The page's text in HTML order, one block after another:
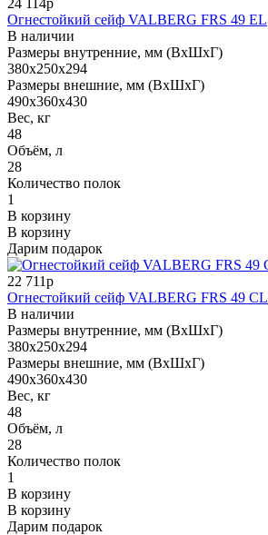
Огнестойкий сейф VALBERG FRS 49 EL
В наличии
Размеры внутренние, мм (ВхШхГ)
380x250x294
Размеры внешние, мм (ВхШхГ)
490x360x430
Вес, кг
48
Объём, л
28
Количество полок
1
В корзину
В корзину
Дарим подарок
22 711р
Огнестойкий сейф VALBERG FRS 49 CL
В наличии
Размеры внутренние, мм (ВхШхГ)
380x250x294
Размеры внешние, мм (ВхШхГ)
490x360x430
Вес, кг
48
Объём, л
28
Количество полок
1
В корзину
В корзину
Дарим подарок